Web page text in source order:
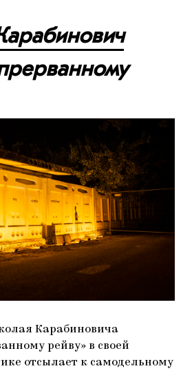
Карабиновича
рейву» в своей
отсылает к самодельному